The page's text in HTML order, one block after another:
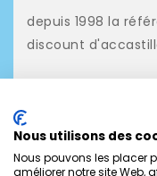
depuis 1998 la
discount
NOS PRODUITS
MON COMPTE
Nous utilisons des
Nous pouvons les placer
améliorer notre site Web,